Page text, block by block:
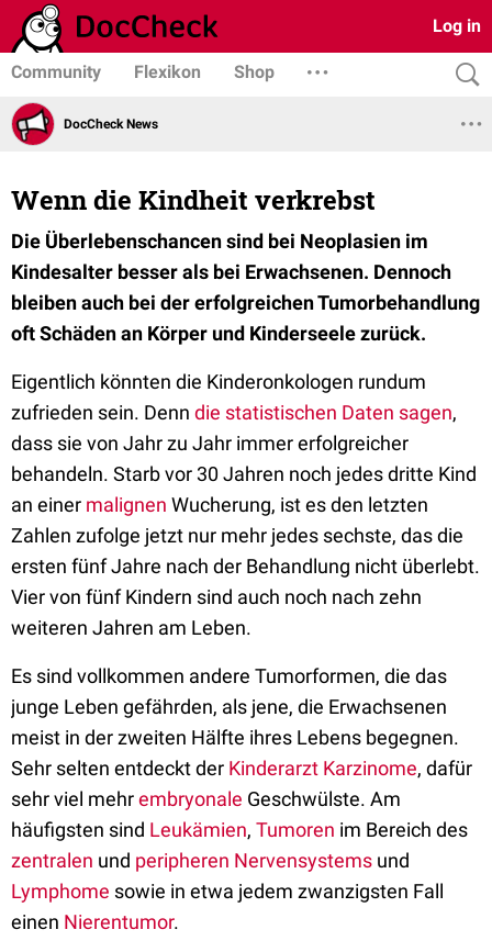
Log in
Community Flexikon Shop
DocCheck News
Wenn die Kindheit verkrebst
Die Überlebenschancen sind bei Neoplasien im
Kindesalter besser als bei Erwachsenen. Dennoch
bleiben auch bei der erfolgreichen Tumorbehandlung
oft Schäden an Körper und Kinderseele zurück.
Eigentlich könnten die Kinderonkologen rundum
zufrieden sein. Denn die statistischen Daten sagen,
dass sie von Jahr zu Jahr immer erfolgreicher
behandeln. Starb vor 30 Jahren noch jedes dritte Kind
an einer malignen Wucherung, ist es den letzten
Zahlen zufolge jetzt nur mehr jedes sechste, das die
ersten fünf Jahre nach der Behandlung nicht überlebt.
Vier von fünf Kindern sind auch noch nach zehn
weiteren Jahren am Leben.
Es sind vollkommen andere Tumorformen, die das
junge Leben gefährden, als jene, die Erwachsenen
meist in der zweiten Hälfte ihres Lebens begegnen.
Sehr selten entdeckt der Kinderarzt Karzinome, dafür
sehr viel mehrembryonale Geschwülste. Am
häufigsten sind Leukämien, Tumoren im Bereich des
zentralen und peripheren Nervensystems und
Lymphome sowie in etwa jedem zwanzigsten Fall
einen Nierentumor.